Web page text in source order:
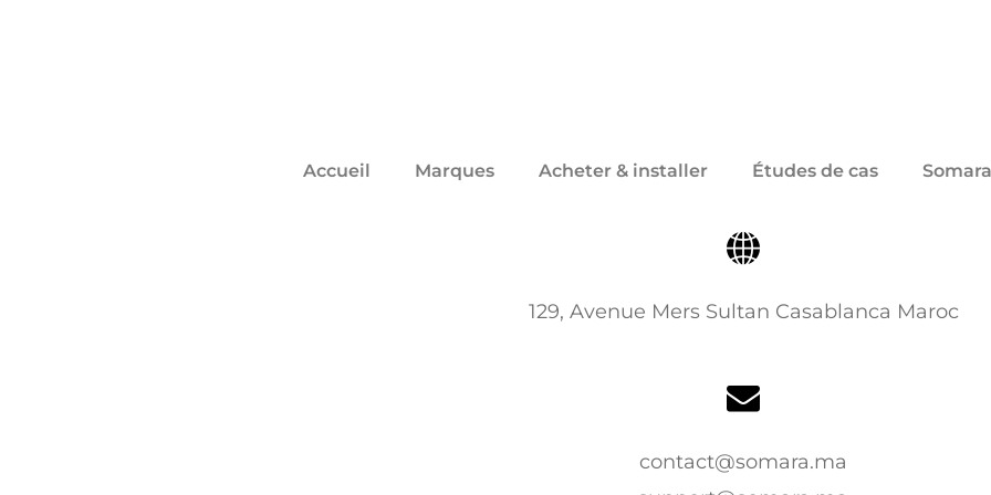
Accueil Marques Acheter & installer Études de cas
129, Avenue Mers Sultan Casablanca Maroc
contact@somara.ma